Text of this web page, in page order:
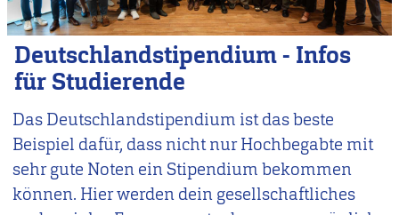
Deutschlandstipendium - Infos
für Studierende
Das Deutschlandstipendium ist das beste
Beispiel dafür, dass nicht nur Hochbegabte mit
sehr gute Noten ein Stipendium bekommen
können. Hier werden dein gesellschaftliches